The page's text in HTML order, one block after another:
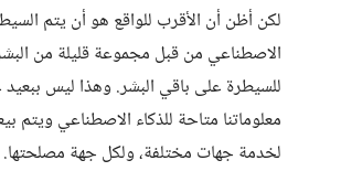
لكن أظن أن الأقرب للواقع هو أن يتم
الاصطناعي من قبل مجموعة قليلة من
للسيطرة على باقي البشر. وهذا ليس ببعيد
معلوماتنا متاحة للذكاء الاصطناعي ويتم
لخدمة جهات مختلفة، ولكل جهة مصلحتها.